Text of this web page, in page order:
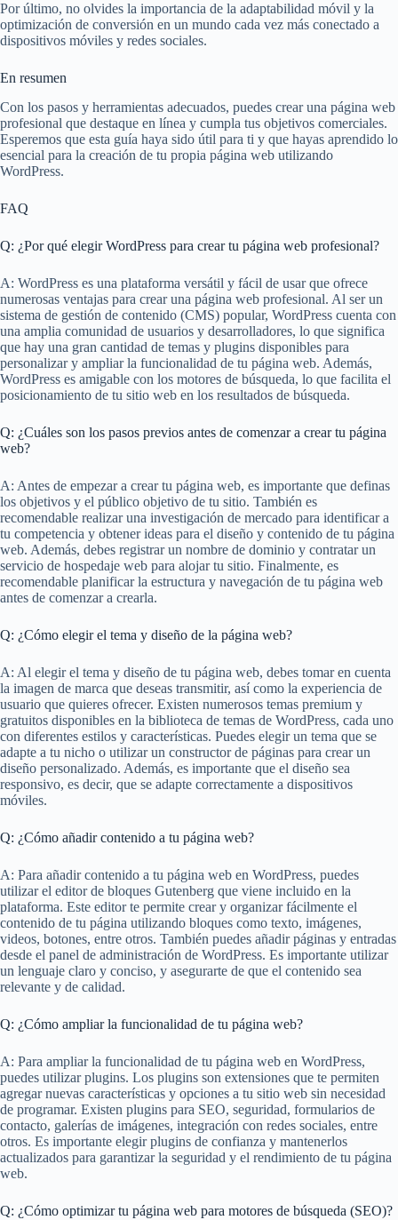
Por último, no olvides la importancia de la adaptabilidad móvil y la
optimización de conversión en un mundo cada vez más conectado a
dispositivos móviles y redes sociales.
En resumen
Con los pasos y herramientas adecuados, puedes crear una página web
profesional que destaque en línea y cumpla tus objetivos comerciales.
Esperemos que esta guía haya sido útil para ti y que hayas aprendido lo
esencial para la creación de tu propia página web utilizando
WordPress.
FAQ
Q: ¿Por qué elegir WordPress para crear tu página web profesional?
A: WordPress es una plataforma versátil y fácil de usar que ofrece
numerosas ventajas para crear una página web profesional. Al ser un
sistema de gestión de contenido (CMS) popular, WordPress cuenta con
una amplia comunidad de usuarios y desarrolladores, lo que significa
que hay una gran cantidad de temas y plugins disponibles para
personalizar y ampliar la funcionalidad de tu página web. Además,
WordPress es amigable con los motores de búsqueda, lo que facilita el
posicionamiento de tu sitio web en los resultados de búsqueda.
Q: ¿Cuáles son los pasos previos antes de comenzar a crear tu página
web?
A: Antes de empezar a crear tu página web, es importante que definas
los objetivos y el público objetivo de tu sitio. También es
recomendable realizar una investigación de mercado para identificar a
tu competencia y obtener ideas para el diseño y contenido de tu página
web. Además, debes registrar un nombre de dominio y contratar un
servicio de hospedaje web para alojar tu sitio. Finalmente, es
recomendable planificar la estructura y navegación de tu página web
antes de comenzar a crearla.
Q: ¿Cómo elegir el tema y diseño de la página web?
A: Al elegir el tema y diseño de tu página web, debes tomar en cuenta
la imagen de marca que deseas transmitir, así como la experiencia de
usuario que quieres ofrecer. Existen numerosos temas premium y
gratuitos disponibles en la biblioteca de temas de WordPress, cada uno
con diferentes estilos y características. Puedes elegir un tema que se
adapte a tu nicho o utilizar un constructor de páginas para crear un
diseño personalizado. Además, es importante que el diseño sea
responsivo, es decir, que se adapte correctamente a dispositivos
móviles.
Q: ¿Cómo añadir contenido a tu página web?
A: Para añadir contenido a tu página web en WordPress, puedes
utilizar el editor de bloques Gutenberg que viene incluido en la
plataforma. Este editor te permite crear y organizar fácilmente el
contenido de tu página utilizando bloques como texto, imágenes,
videos, botones, entre otros. También puedes añadir páginas y entradas
desde el panel de administración de WordPress. Es importante utilizar
un lenguaje claro y conciso, y asegurarte de que el contenido sea
relevante y de calidad.
Q: ¿Cómo ampliar la funcionalidad de tu página web?
A: Para ampliar la funcionalidad de tu página web en WordPress,
puedes utilizar plugins. Los plugins son extensiones que te permiten
agregar nuevas características y opciones a tu sitio web sin necesidad
de programar. Existen plugins para SEO, seguridad, formularios de
contacto, galerías de imágenes, integración con redes sociales, entre
otros. Es importante elegir plugins de confianza y mantenerlos
actualizados para garantizar la seguridad y el rendimiento de tu página
web.
Q: ¿Cómo optimizar tu página web para motores de búsqueda (SEO)?